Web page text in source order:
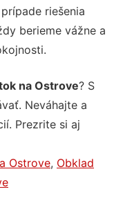
riešenia
berieme vážne a
na Ostrove? S
Neváhajte a
Prezrite si aj
Ostrove, Obklad